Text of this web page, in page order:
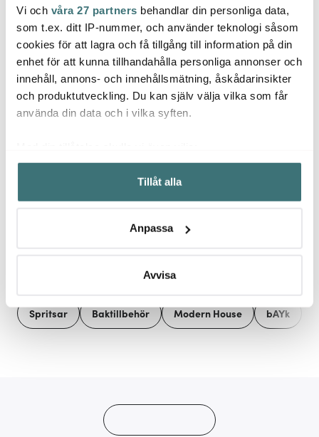
Vi och våra 27 partners behandlar din personliga data,
som t.ex. ditt IP-nummer, och använder teknologi såsom
cookies för att lagra och få tillgång till information på din
enhet för att kunna tillhandahålla personliga annonser och
innehåll, annons- och innehållsmätning, åskådarinsikter
och produktutveckling. Du kan själv välja vilka som får
använda din data och i vilka syften.
Samla in information om din geografiska plats som
kan ha en noggrannhet på upp till flera meter
Identifiera din enhet genom att aktivt skanna den för
Ta reda på mer om hur dina personliga uppgifter
Du kan ändra eller dra tillbaka ditt samtycke när som
Vi använder cookies för att innehållet och annonserna
Tillåt alla
Anpassa
Avvisa
Stiernholm
Drink Collection
champagnestopp svart
87 kr 109 kr
I lager
Dorre
Brylebrännare Svart
259 kr
I lager
119 kr
Låt dig inspireras av våra kunder
Spritsar Baktillbehör Modern House bAYk